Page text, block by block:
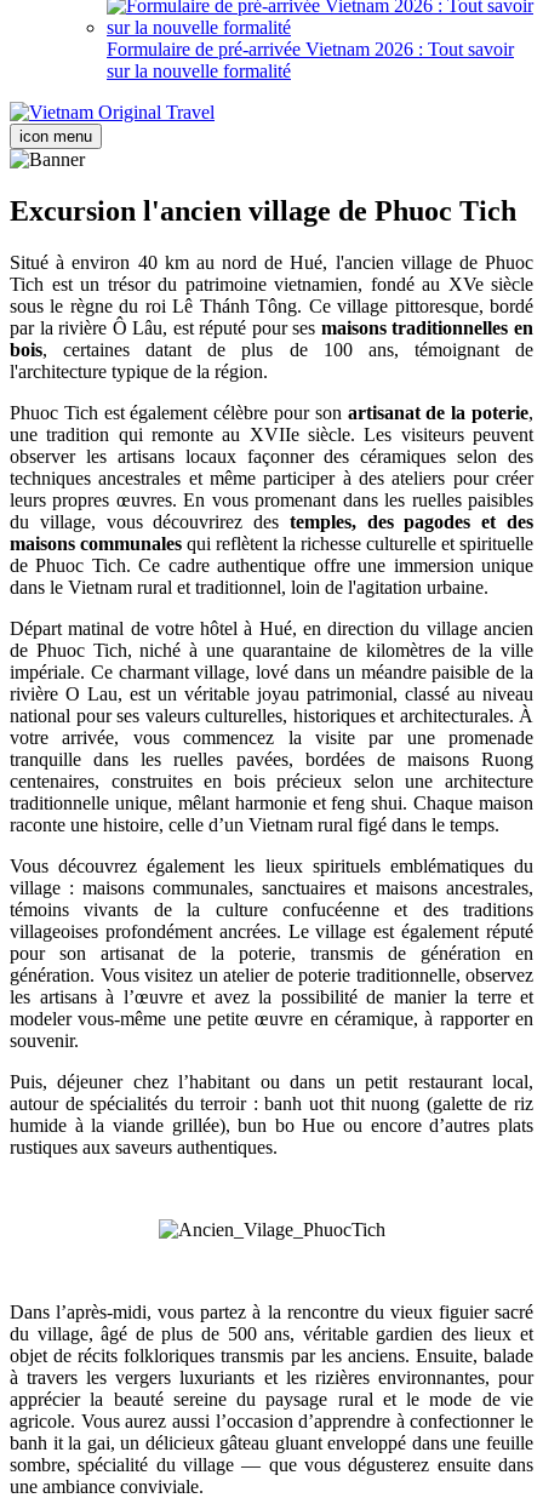
Formulaire de pré-arrivée Vietnam 2026 : Tout savoir
sur la nouvelle formalité
icon menu
Excursion l'ancien village de Phuoc Tich
Situé à environ 40 km au nord de Hué, l'ancien village de Phuoc
Tich est un trésor du patrimoine vietnamien, fondé au XVe siècle
sous le règne du roi Lê Thánh Tông. Ce village pittoresque, bordé
par la rivière Ô Lâu, est réputé pour ses maisons traditionnelles en
bois, certaines datant de plus de 100 ans, témoignant de
l'architecture typique de la région.​
Phuoc Tich est également célèbre pour son artisanat de la poterie,
une tradition qui remonte au XVIIe siècle. Les visiteurs peuvent
observer les artisans locaux façonner des céramiques selon des
techniques ancestrales et même participer à des ateliers pour créer
leurs propres œuvres.​ En vous promenant dans les ruelles paisibles
du village, vous découvrirez des temples, des pagodes et des
maisons communales qui reflètent la richesse culturelle et spirituelle
de Phuoc Tich. Ce cadre authentique offre une immersion unique
dans le Vietnam rural et traditionnel, loin de l'agitation urbaine.
Départ matinal de votre hôtel à Hué, en direction du village ancien
de Phuoc Tich, niché à une quarantaine de kilomètres de la ville
impériale. Ce charmant village, lové dans un méandre paisible de la
rivière O Lau, est un véritable joyau patrimonial, classé au niveau
national pour ses valeurs culturelles, historiques et architecturales. À
votre arrivée, vous commencez la visite par une promenade
tranquille dans les ruelles pavées, bordées de maisons Ruong
centenaires, construites en bois précieux selon une architecture
traditionnelle unique, mêlant harmonie et feng shui. Chaque maison
raconte une histoire, celle d’un Vietnam rural figé dans le temps.
Vous découvrez également les lieux spirituels emblématiques du
village : maisons communales, sanctuaires et maisons ancestrales,
témoins vivants de la culture confucéenne et des traditions
villageoises profondément ancrées. Le village est également réputé
pour son artisanat de la poterie, transmis de génération en
génération. Vous visitez un atelier de poterie traditionnelle, observez
les artisans à l’œuvre et avez la possibilité de manier la terre et
modeler vous-même une petite œuvre en céramique, à rapporter en
souvenir.
Puis, déjeuner chez l’habitant ou dans un petit restaurant local,
autour de spécialités du terroir : banh uot thit nuong (galette de riz
humide à la viande grillée), bun bo Hue ou encore d’autres plats
rustiques aux saveurs authentiques.
Dans l’après-midi, vous partez à la rencontre du vieux figuier sacré
du village, âgé de plus de 500 ans, véritable gardien des lieux et
objet de récits folkloriques transmis par les anciens. Ensuite, balade
à travers les vergers luxuriants et les rizières environnantes, pour
apprécier la beauté sereine du paysage rural et le mode de vie
agricole. Vous aurez aussi l’occasion d’apprendre à confectionner le
banh it la gai, un délicieux gâteau gluant enveloppé dans une feuille
sombre, spécialité du village — que vous dégusterez ensuite dans
une ambiance conviviale.